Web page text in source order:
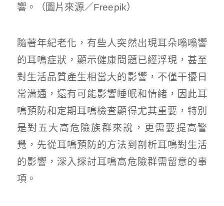
響。（圖片來源／Freepik）
隨著年紀老化，有些人突然出現耳朵嗡嗡響
的耳鳴症狀，顯示健康問題已經浮現，甚至
對生活品質產生相當大的影響，不僅干擾日
常溝通，還有可能影響睡眠和情緒，因此耳
鳴預防和定期耳鳴檢查顯得尤其重要，特別
是對五大高危險族群來說，更需要提高警
覺，先從耳鳴預防的方法到剖析耳鳴對生活
的影響，深入探討耳鳴高危險群需留意的事
項。